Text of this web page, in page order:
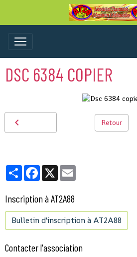
DSC 6384 COPIER
Retour
PartagerFacebook
X
Inscription à AT2A88
Bulletin d'inscription à AT2A88
Contacter l'association